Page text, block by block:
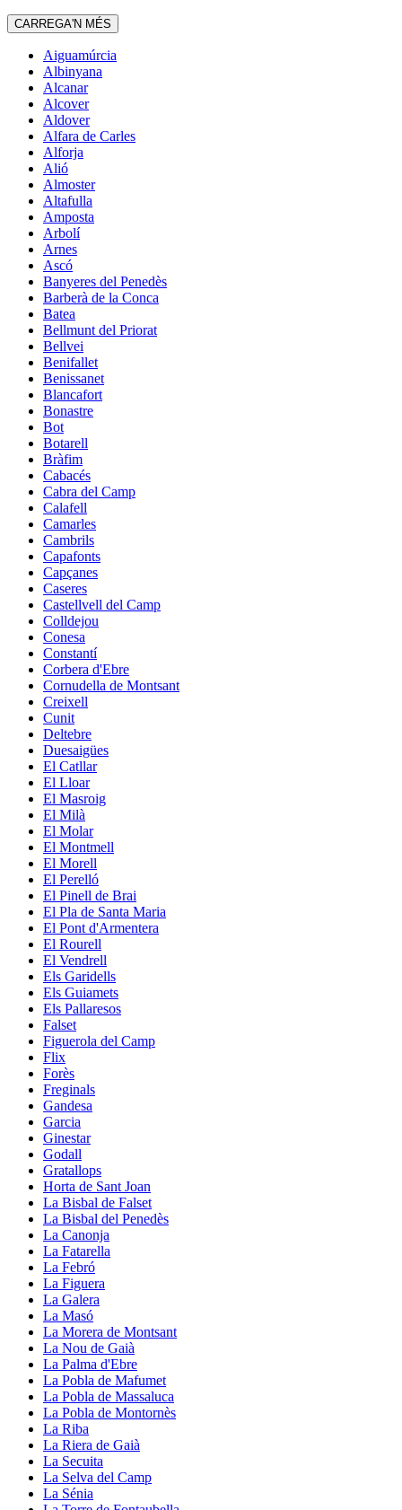
CARREGA'N MÉS
Aiguamúrcia
Albinyana
Alcanar
Alcover
Aldover
Alfara de Carles
Alforja
Alió
Almoster
Altafulla
Amposta
Arbolí
Arnes
Ascó
Banyeres del Penedès
Barberà de la Conca
Batea
Bellmunt del Priorat
Bellvei
Benifallet
Benissanet
Blancafort
Bonastre
Bot
Botarell
Bràfim
Cabacés
Cabra del Camp
Calafell
Camarles
Cambrils
Capafonts
Capçanes
Caseres
Castellvell del Camp
Colldejou
Conesa
Constantí
Corbera d'Ebre
Cornudella de Montsant
Creixell
Cunit
Deltebre
Duesaigües
El Catllar
El Lloar
El Masroig
El Milà
El Molar
El Montmell
El Morell
El Perelló
El Pinell de Brai
El Pla de Santa Maria
El Pont d'Armentera
El Rourell
El Vendrell
Els Garidells
Els Guiamets
Els Pallaresos
Falset
Figuerola del Camp
Flix
Forès
Freginals
Gandesa
Garcia
Ginestar
Godall
Gratallops
Horta de Sant Joan
La Bisbal de Falset
La Bisbal del Penedès
La Canonja
La Fatarella
La Febró
La Figuera
La Galera
La Masó
La Morera de Montsant
La Nou de Gaià
La Palma d'Ebre
La Pobla de Mafumet
La Pobla de Massaluca
La Pobla de Montornès
La Riba
La Riera de Gaià
La Secuita
La Selva del Camp
La Sénia